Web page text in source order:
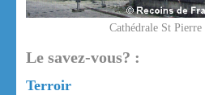
Cathédrale St Pierre
Le savez-vous? :
Terroir